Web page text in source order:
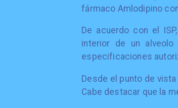
fármaco Amlodipino
De acuerdo con el
interior de un
especificaciones
Desde el punto de
Cabe destacar que la